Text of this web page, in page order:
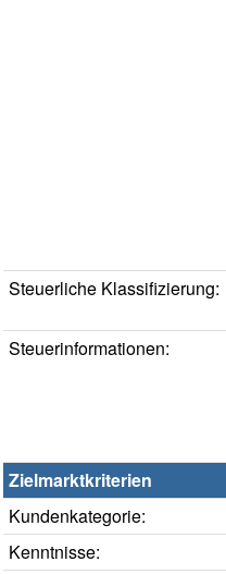
Steuerliche Klassifizierung:
Steuerinformationen:
Zielmarktkriterien
Kundenkategorie:
Kenntnisse: